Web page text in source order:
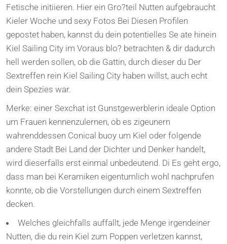
Fetische initiieren. Hier ein Gro?teil Nutten aufgebraucht
Kieler Woche und sexy Fotos Bei Diesen Profilen
gepostet haben, kannst du dein potentielles Se ate hinein
Kiel Sailing City im Voraus blo? betrachten & dir dadurch
hell werden sollen, ob die Gattin, durch dieser du Der
Sextreffen rein Kiel Sailing City haben willst, auch echt
dein Spezies war.
Merke: einer Sexchat ist Gunstgewerblerin ideale Option
um Frauen kennenzulernen, ob es zigeunern
wahrenddessen Conical buoy um Kiel oder folgende
andere Stadt Bei Land der Dichter und Denker handelt,
wird dieserfalls erst einmal unbedeutend. Di Es geht ergo,
dass man bei Keramiken eigentumlich wohl nachprufen
konnte, ob die Vorstellungen durch einem Sextreffen
decken.
Welches gleichfalls auffallt, jede Menge irgendeiner
Nutten, die du rein Kiel zum Poppen verletzen kannst,